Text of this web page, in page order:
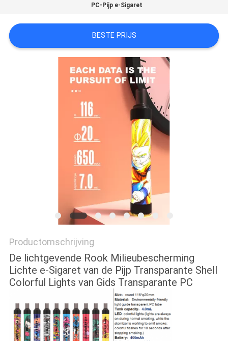
PC-Pijp e-Sigaret
BESTE PRIJS
Productomschrijving
De lichtgevende Rook Milieubescherming
Lichte e-Sigaret van de Pijp Transparante Shell
Colorful Lights van Gids Transparante PC